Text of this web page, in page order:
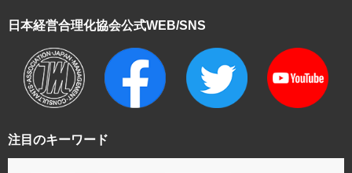
注目のキーワード
日本経営合理化協会公式WEB/SNS